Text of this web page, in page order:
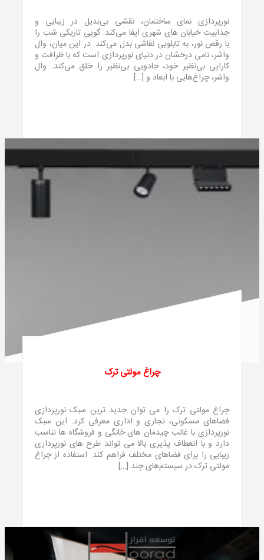
نورپردازی نمای ساختمان، نقشی بی‌بدیل در زیبایی و
جذابیت خیابان های شهری ایفا می‌کند. گویی تاریکی شب را
با رقص نور، به تابلویی نقاشی بدل می‌کند. در این میان، وال
واشر، نامی درخشان در دنیای نورپردازی است که با ظرافت و
کارایی بی‌نظیر خود، جادویی بی‌نظیر را خلق می‌کند. وال
واشر، چراغ‌هایی با ابعاد و […]
چراغ مولتی ترک
چراغ مولتی ترک را می توان جدید ترین سبک نورپردازی
فضاهای مسکونی، تجاری و اداری معرفی کرد. این سبک
نورپردازی با غالب چیدمان های خانگی و فروشگاه ها تناسب
دارد و با انعطاف پذیری بالا می تواند طرح های نورپردازی
زیبایی را برای فضاهای مختلف فراهم کند. استفاده از چراغ
مولتی ترک در سیستم‌های چند […]